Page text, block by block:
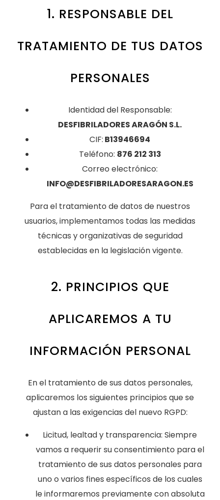
1. RESPONSABLE DEL
TRATAMIENTO DE TUS DATOS
PERSONALES
Identidad del Responsable:
DESFIBRILADORES ARAGÓN S.L.
CIF: B13946694
Teléfono: 876 212 313
Correo electrónico:
INFO@DESFIBRILADORESARAGON.ES
Para el tratamiento de datos de nuestros
usuarios, implementamos todas las medidas
técnicas y organizativas de seguridad
establecidas en la legislación vigente.
2. PRINCIPIOS QUE
APLICAREMOS A TU
INFORMACIÓN PERSONAL
En el tratamiento de sus datos personales,
aplicaremos los siguientes principios que se
ajustan a las exigencias del nuevo RGPD:
Licitud, lealtad y transparencia: Siempre
vamos a requerir su consentimiento para el
tratamiento de sus datos personales para
uno o varios fines específicos de los cuales
le informaremos previamente con absoluta